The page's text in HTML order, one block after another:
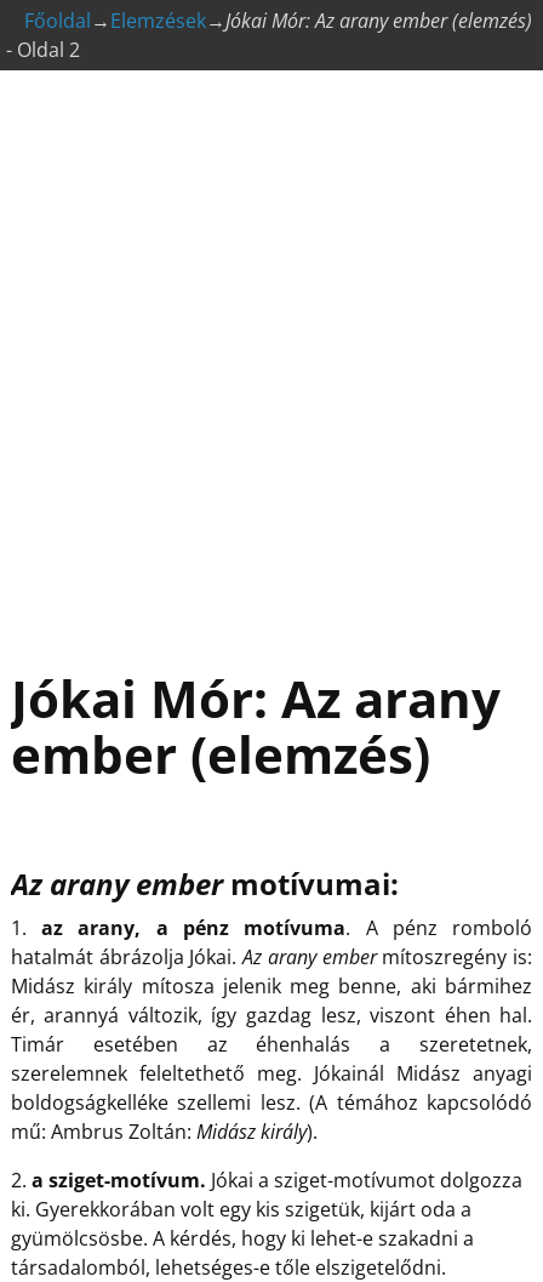
Főoldal→Elemzések→Jókai Mór: Az arany ember (elemzés)
- Oldal 2
Jókai Mór: Az arany
ember (elemzés)
Az arany embermotívumai:
1.az arany, a pénz motívuma. A pénz romboló
hatalmát ábrázolja Jókai.Az arany embermítoszregény is:
Midász király mítosza jelenik meg benne, aki bármihez
ér, arannyá változik, így gazdag lesz, viszont éhen hal.
Timár esetében az éhenhalás a szeretetnek,
szerelemnek feleltethető meg. Jókainál Midász anyagi
boldogságkelléke szellemi lesz. (A témához kapcsolódó
mű: Ambrus Zoltán: Midász király).
2. a sziget-motívum. Jókai a sziget-motívumot dolgozza
ki. Gyerekkorában volt egy kis szigetük, kijárt oda a
gyümölcsösbe. A kérdés, hogy ki lehet-e szakadni a
társadalomból, lehetséges-e tőle elszigetelődni.